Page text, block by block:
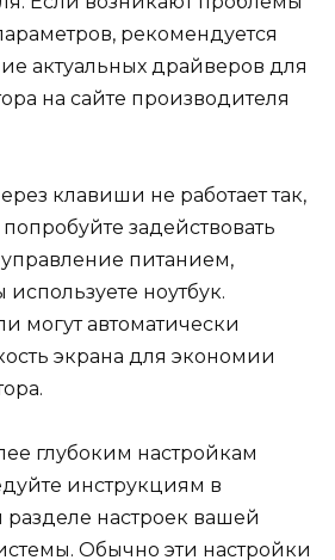
рекомендуется
актуальных драйверов для
на сайте производителя
клавиши не работает так,
задействовать
питанием,
ноутбук.
могут автоматически
экрана для экономии
глубоким настройкам
инструкциям в
разделе настроек вашей
Обычно эти настройки